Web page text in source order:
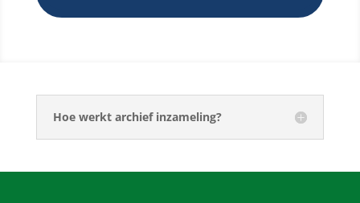
Hoe werkt archief inzameling?